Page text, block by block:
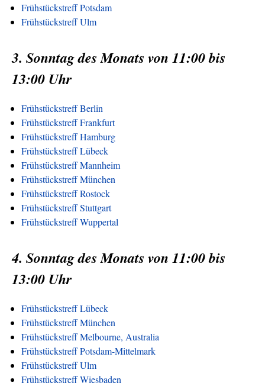
Frühstückstreff Potsdam
Frühstückstreff Ulm
3. Sonntag des Monats von 11:00 bis
13:00 Uhr
Frühstückstreff Berlin
Frühstückstreff Frankfurt
Frühstückstreff Hamburg
Frühstückstreff Lübeck
Frühstückstreff Mannheim
Frühstückstreff München
Frühstückstreff Rostock
Frühstückstreff Stuttgart
Frühstückstreff Wuppertal
4. Sonntag des Monats von 11:00 bis
13:00 Uhr
Frühstückstreff Lübeck
Frühstückstreff München
Frühstückstreff Melbourne, Australia
Frühstückstreff Potsdam-Mittelmark
Frühstückstreff Ulm
Frühstückstreff Wiesbaden